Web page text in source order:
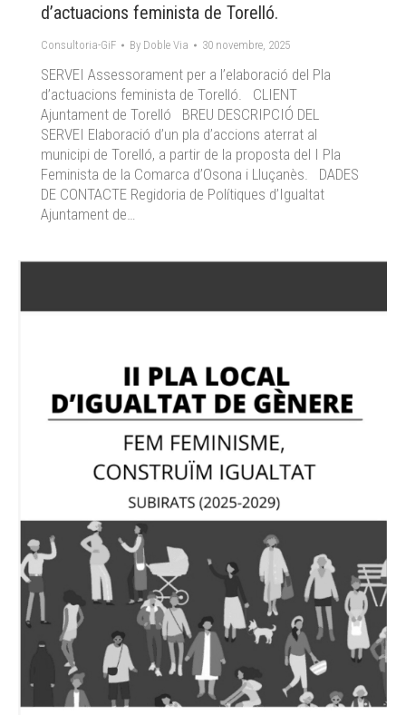
d’actuacions feminista de Torelló.
Consultoria-GiF By Doble Via 30 novembre, 2025
SERVEI Assessorament per a l’elaboració del Pla
d’actuacions feminista de Torelló. CLIENT
Ajuntament de Torelló BREU DESCRIPCIÓ DEL
SERVEI Elaboració d’un pla d’accions aterrat al
municipi de Torelló, a partir de la proposta del I Pla
Feminista de la Comarca d’Osona i Lluçanès. DADES
DE CONTACTE Regidoria de Polítiques d’Igualtat
Ajuntament de…